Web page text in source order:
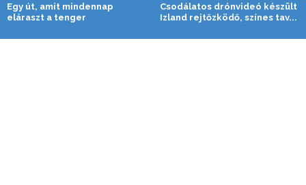
Egy út, amit mindennap
eláraszt a tenger
Csodálatos drónvideó készült
Izland rejtőzködő, színes tav...